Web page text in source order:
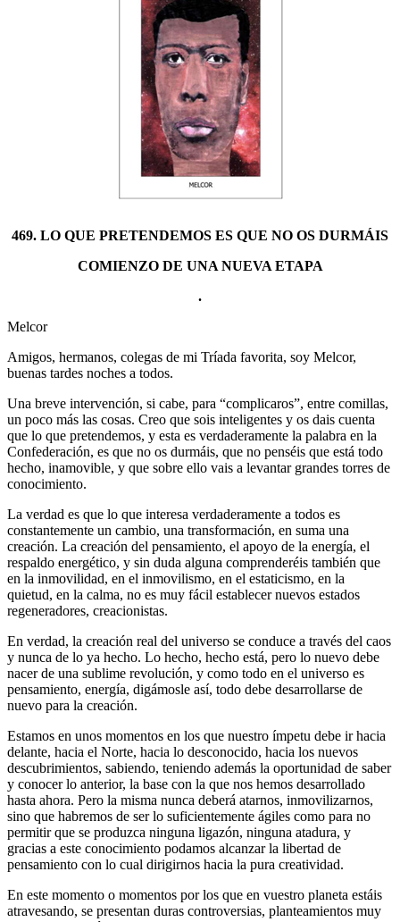
469. LO QUE PRETENDEMOS ES QUE NO OS DURMÁIS
COMIENZO DE UNA NUEVA ETAPA
.
Melcor
Amigos, hermanos, colegas de mi Tríada favorita, soy Melcor,
buenas tardes noches a todos.
Una breve intervención, si cabe, para “complicaros”, entre comillas,
un poco más las cosas. Creo que sois inteligentes y os dais cuenta
que lo que pretendemos, y esta es verdaderamente la palabra en la
Confederación, es que no os durmáis, que no penséis que está todo
hecho, inamovible, y que sobre ello vais a levantar grandes torres de
conocimiento.
La verdad es que lo que interesa verdaderamente a todos es
constantemente un cambio, una transformación, en suma una
creación. La creación del pensamiento, el apoyo de la energía, el
respaldo energético, y sin duda alguna comprenderéis también que
en la inmovilidad, en el inmovilismo, en el estaticismo, en la
quietud, en la calma, no es muy fácil establecer nuevos estados
regeneradores, creacionistas.
En verdad, la creación real del universo se conduce a través del caos
y nunca de lo ya hecho. Lo hecho, hecho está, pero lo nuevo debe
nacer de una sublime revolución, y como todo en el universo es
pensamiento, energía, digámosle así, todo debe desarrollarse de
nuevo para la creación.
Estamos en unos momentos en los que nuestro ímpetu debe ir hacia
delante, hacia el Norte, hacia lo desconocido, hacia los nuevos
descubrimientos, sabiendo, teniendo además la oportunidad de saber
y conocer lo anterior, la base con la que nos hemos desarrollado
hasta ahora. Pero la misma nunca deberá atarnos, inmovilizarnos,
sino que habremos de ser lo suficientemente ágiles como para no
permitir que se produzca ninguna ligazón, ninguna atadura, y
gracias a este conocimiento podamos alcanzar la libertad de
pensamiento con lo cual dirigirnos hacia la pura creatividad.
En este momento o momentos por los que en vuestro planeta estáis
atravesando, se presentan duras controversias, planteamientos muy